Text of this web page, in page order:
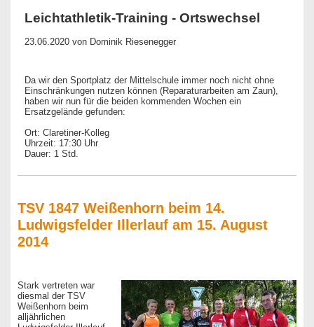
Leichtathletik-Training - Ortswechsel
23.06.2020 von Dominik Riesenegger
Da wir den Sportplatz der Mittelschule immer noch nicht ohne
Einschränkungen nutzen können (Reparaturarbeiten am Zaun),
haben wir nun für die beiden kommenden Wochen ein
Ersatzgelände gefunden:
Ort: Claretiner-Kolleg
Uhrzeit: 17:30 Uhr
Dauer: 1 Std.
TSV 1847 Weißenhorn beim 14.
Ludwigsfelder Illerlauf am 15. August
2014
Stark vertreten war
diesmal der TSV
Weißenhorn beim
alljährlichen